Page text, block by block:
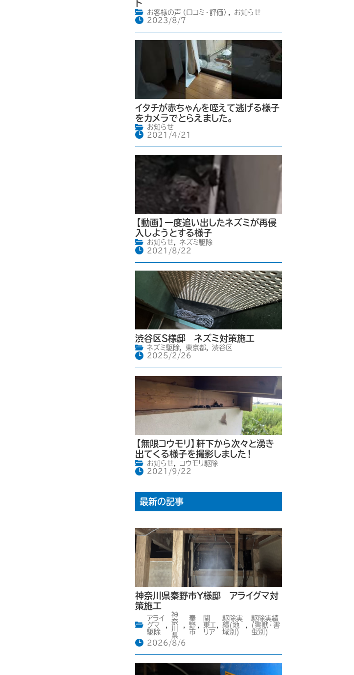
ト
お客様の声（口コミ・評価）
お知らせ
2023/8/7
イタチが赤ちゃんを咥えて逃げる様子
をカメラでとらえました。
お知らせ
2021/4/21
【動画】一度追い出したネズミが再侵
入しようとする様子
お知らせ,
ネズミ駆除
2021/8/22
渋谷区S様邸 ネズミ対策施工
ネズミ駆除, 東京都,
渋谷区
2025/2/26
【無限コウモリ】軒下から次々と湧き
出てくる様子を撮影しました！
お知らせ,
コウモリ駆除
2021/9/22
最新の記事
神奈川県秦野市Y様邸 アライグマ対
策施工
アライ
グマ
駆除
神
奈
川
県
秦
野
市
関
東エ
リア
駆除実
績(地
域別)
駆除実績
(害獣・害
虫別)
2026/8/6